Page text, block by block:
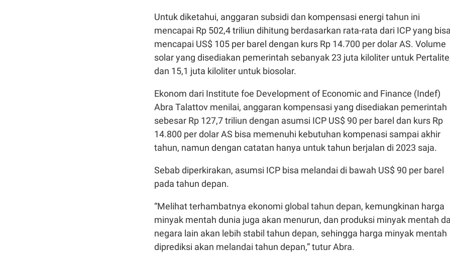
Untuk diketahui, anggaran subsidi dan kompensasi energi tahun ini
mencapai Rp 502,4 triliun dihitung berdasarkan rata-rata dari ICP yang
mencapai US$ 105 per barel dengan kurs Rp 14.700 per dolar AS. Volume
solar yang disediakan pemerintah sebanyak 23 juta kiloliter untuk
dan 15,1 juta kiloliter untuk biosolar.
Ekonom dari Institute foe Development of Economic and Finance (Indef)
Abra Talattov menilai, anggaran kompensasi yang disediakan pemerintah
sebesar Rp 127,7 triliun dengan asumsi ICP US$ 90 per barel dan kurs Rp
14.800 per dolar AS bisa memenuhi kebutuhan kompenasi sampai akhir
tahun, namun dengan catatan hanya untuk tahun berjalan di 2023 saja.
Sebab diperkirakan, asumsi ICP bisa melandai di bawah US$ 90 per barel
pada tahun depan.
“Melihat terhambatnya ekonomi global tahun depan, kemungkinan harga
minyak mentah dunia juga akan menurun, dan produksi minyak mentah
negara lain akan lebih stabil tahun depan, sehingga harga minyak mentah
diprediksi akan melandai tahun depan,” tutur Abra.